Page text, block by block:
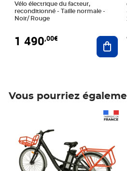
Vélo électrique du facteur,
reconditionné - Taille normale -
Noir/ Rouge
1 490,00€
Vous pourriez